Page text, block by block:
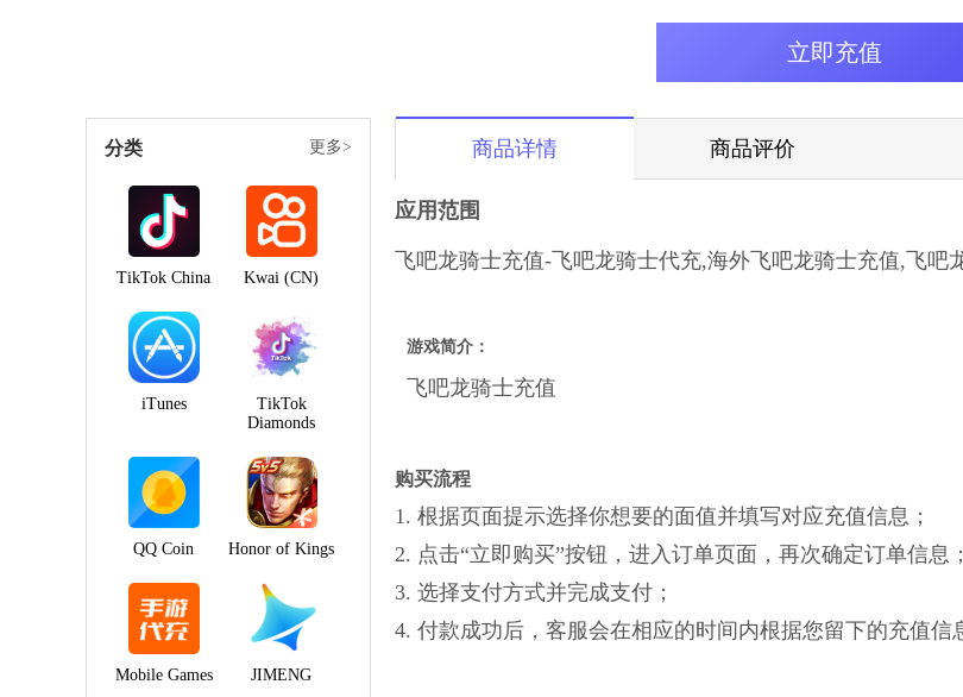
分类 更多>
TikTok China Kwai (CN)
iTunes
TikTok
Diamonds
QQ Coin Honor of Kings
Mobile Games JIMENG
商品详情 商品评价
应用范围
飞吧龙骑士充值-飞吧龙骑士代充,海外飞吧龙骑士充值,飞吧
游戏简介：
飞吧龙骑士充值
购买流程
1. 根据页面提示选择你想要的面值并填写对应充值信息；
2. 点击“立即购买”按钮，进入订单页面，再次确定订单信息；
3. 选择支付方式并完成支付；
4. 付款成功后，客服会在相应的时间内根据您留下的充值信